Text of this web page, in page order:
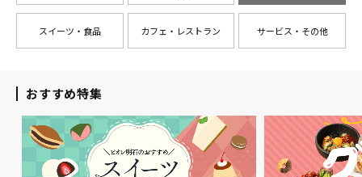
スイーツ・食品 カフェ・レストラン サービス・その他
おすすめ特集